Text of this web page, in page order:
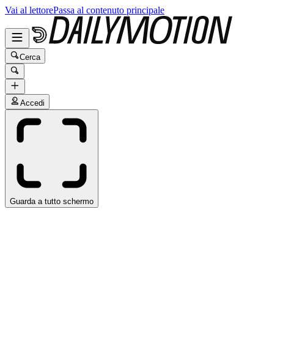
Vai al lettorePassa al contenuto principale
Cerca
Accedi
Guarda a tutto schermo